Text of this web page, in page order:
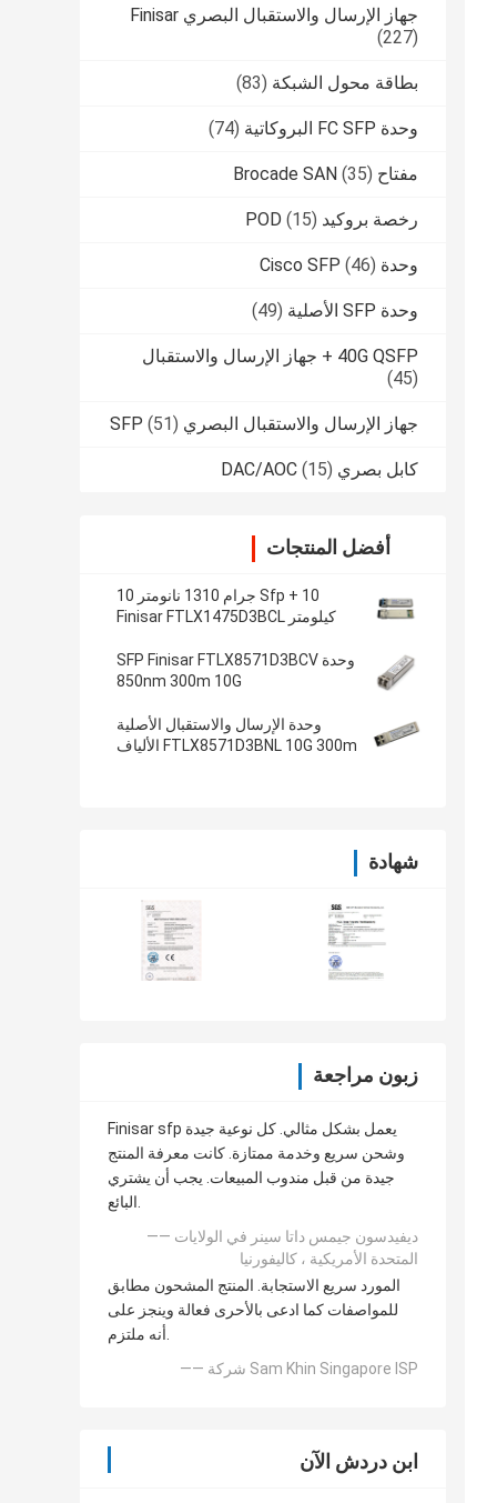
جهاز الإرسال والاستقبال البصري Finisar
(227)
بطاقة محول الشبكة (83)
وحدة FC SFP البروكاتية (74)
مفتاح Brocade SAN (35)
رخصة بروكيد POD (15)
وحدة Cisco SFP (46)
وحدة SFP الأصلية (49)
40G QSFP + جهاز الإرسال والاستقبال
(45)
جهاز الإرسال والاستقبال البصري SFP (51)
كابل بصري DAC/AOC (15)
أفضل المنتجات
Sfp + 10 جرام 1310 نانومتر 10
كيلومتر Finisar FTLX1475D3BCL
وحدة SFP Finisar FTLX8571D3BCV
850nm 300m 10G
وحدة الإرسال والاستقبال الأصلية
FTLX8571D3BNL 10G 300m الألياف
شهادة
زبون مراجعة
Finisar sfp يعمل بشكل مثالي. كل نوعية جيدة
وشحن سريع وخدمة ممتازة. كانت معرفة المنتج
جيدة من قبل مندوب المبيعات. يجب أن يشتري
البائع.
—— ديفيدسون جيمس داتا سينر في الولايات
المتحدة الأمريكية ، كاليفورنيا
المورد سريع الاستجابة. المنتج المشحون مطابق
للمواصفات كما ادعى بالأحرى فعالة وينجز على
أنه ملتزم.
—— شركة Sam Khin Singapore ISP
ابن دردش الآن